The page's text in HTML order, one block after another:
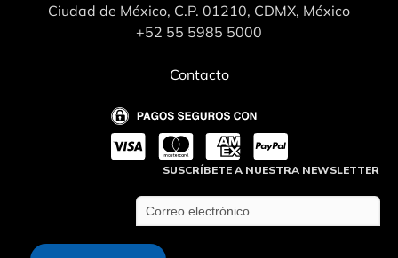
Ciudad de México, C.P. 01210, CDMX, México
+52 55 5985 5000
Contacto
SUSCRÍBETE A NUESTRA NEWSLETTER